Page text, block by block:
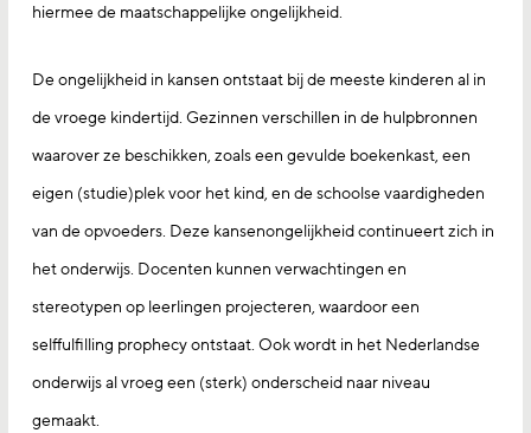
hiermee de maatschappelijke ongelijkheid.
De ongelijkheid in kansen ontstaat bij de meeste kinderen al in
de vroege kindertijd. Gezinnen verschillen in de hulpbronnen
waarover ze beschikken, zoals een gevulde boekenkast, een
eigen (studie)plek voor het kind, en de schoolse vaardigheden
van de opvoeders. Deze kansenongelijkheid continueert zich in
het onderwijs. Docenten kunnen verwachtingen en
stereotypen op leerlingen projecteren, waardoor een
selffulfilling prophecy ontstaat. Ook wordt in het Nederlandse
onderwijs al vroeg een (sterk) onderscheid naar niveau
gemaakt.